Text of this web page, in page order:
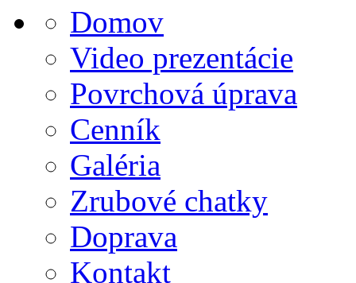
Domov
Video prezentácie
Povrchová úprava
Cenník
Galéria
Zrubové chatky
Doprava
Kontakt